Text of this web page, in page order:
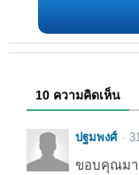
10 ความคิดเห็น
ปฐมพงศ์
ขอบคุณมา